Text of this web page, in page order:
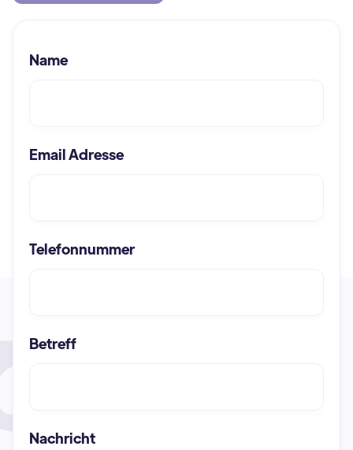
Name
Email Adresse
Telefonnummer
Betreff
Nachricht